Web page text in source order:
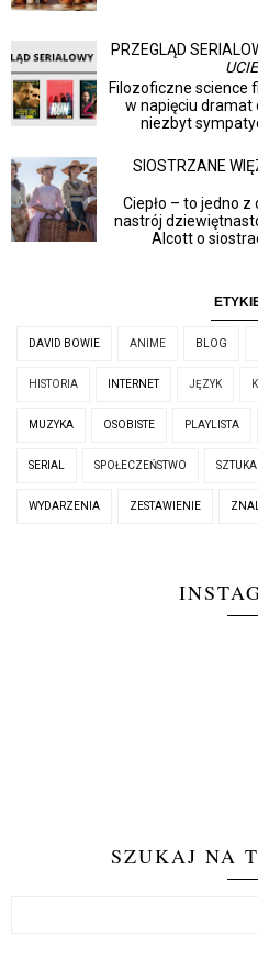
PRZEGLĄD
Filozoficzne science
w napięciu dramat
niezbyt
SIOSTRZANE
Ciepło – to jedno
nastrój
Alcott o
DAVID BOWIE ANIME BLOG
HISTORIA INTERNET JĘZYK
MUZYKA OSOBISTE PLAYLISTA
SERIAL SPOŁECZEŃSTWO SZTUKA
WYDARZENIA ZESTAWIENIE
SZUKAJ NA